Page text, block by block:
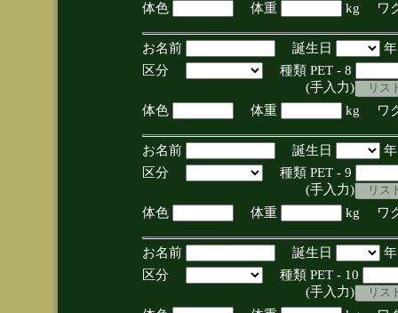
体色
体重 kg ワ
お名前 誕生日
区分
種類 PET - 8
(手入力)
体色
体重 kg ワ
お名前 誕生日
区分
種類 PET - 9
(手入力)
体色
体重 kg ワ
お名前 誕生日
区分
種類 PET - 10
(手入力)